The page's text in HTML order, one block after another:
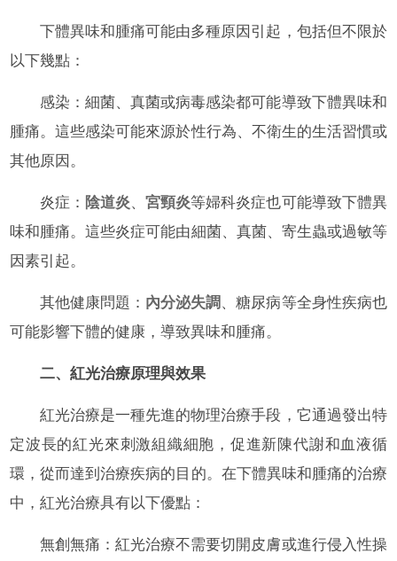
下體異味和腫痛可能由多種原因引起，包括但不限於
以下幾點：
感染：細菌、真菌或病毒感染都可能導致下體異味和
腫痛。這些感染可能來源於性行為、不衛生的生活習慣或
其他原因。
炎症： 陰道炎、宮頸炎等婦科炎症也可能導致下體異
味和腫痛。這些炎症可能由細菌、真菌、寄生蟲或過敏等
因素引起。
其他健康問題： 內分泌失調 、糖尿病等全身性疾病也
可能影響下體的健康，導致異味和腫痛。
二、紅光治療原理與效果
紅光治療是一種先進的物理治療手段，它通過發出特
定波長的紅光來刺激組織細胞，促進新陳代謝和血液循
環，從而達到治療疾病的目的。在下體異味和腫痛的治療
中，紅光治療具有以下優點：
無創無痛：紅光治療不需要切開皮膚或進行侵入性操